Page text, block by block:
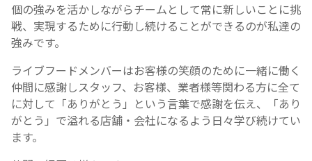
個の強みを活かしながらチームとして常に新しいことに挑
戦、実現するために行動し続けることができるのが私達の
強みです。
ライブフードメンバーはお客様の笑顔のために一緒に働く
仲間に感謝しスタッフ、お客様、業者様等関わる方に全て
に対して「ありがとう」という言葉で感謝を伝え、「あり
がとう」で溢れる店舗・会社になるよう日々学び続けてい
ます。